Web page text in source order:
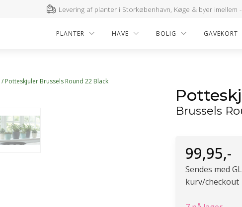
Levering af planter i Storkøbenhavn, Køge & byer imellem
PLANTER HAVE BOLIG GAVEKORT
/ Potteskjuler Brussels Round 22 Black
Brussels
99,95,-
Sendes med
kurv/checkout